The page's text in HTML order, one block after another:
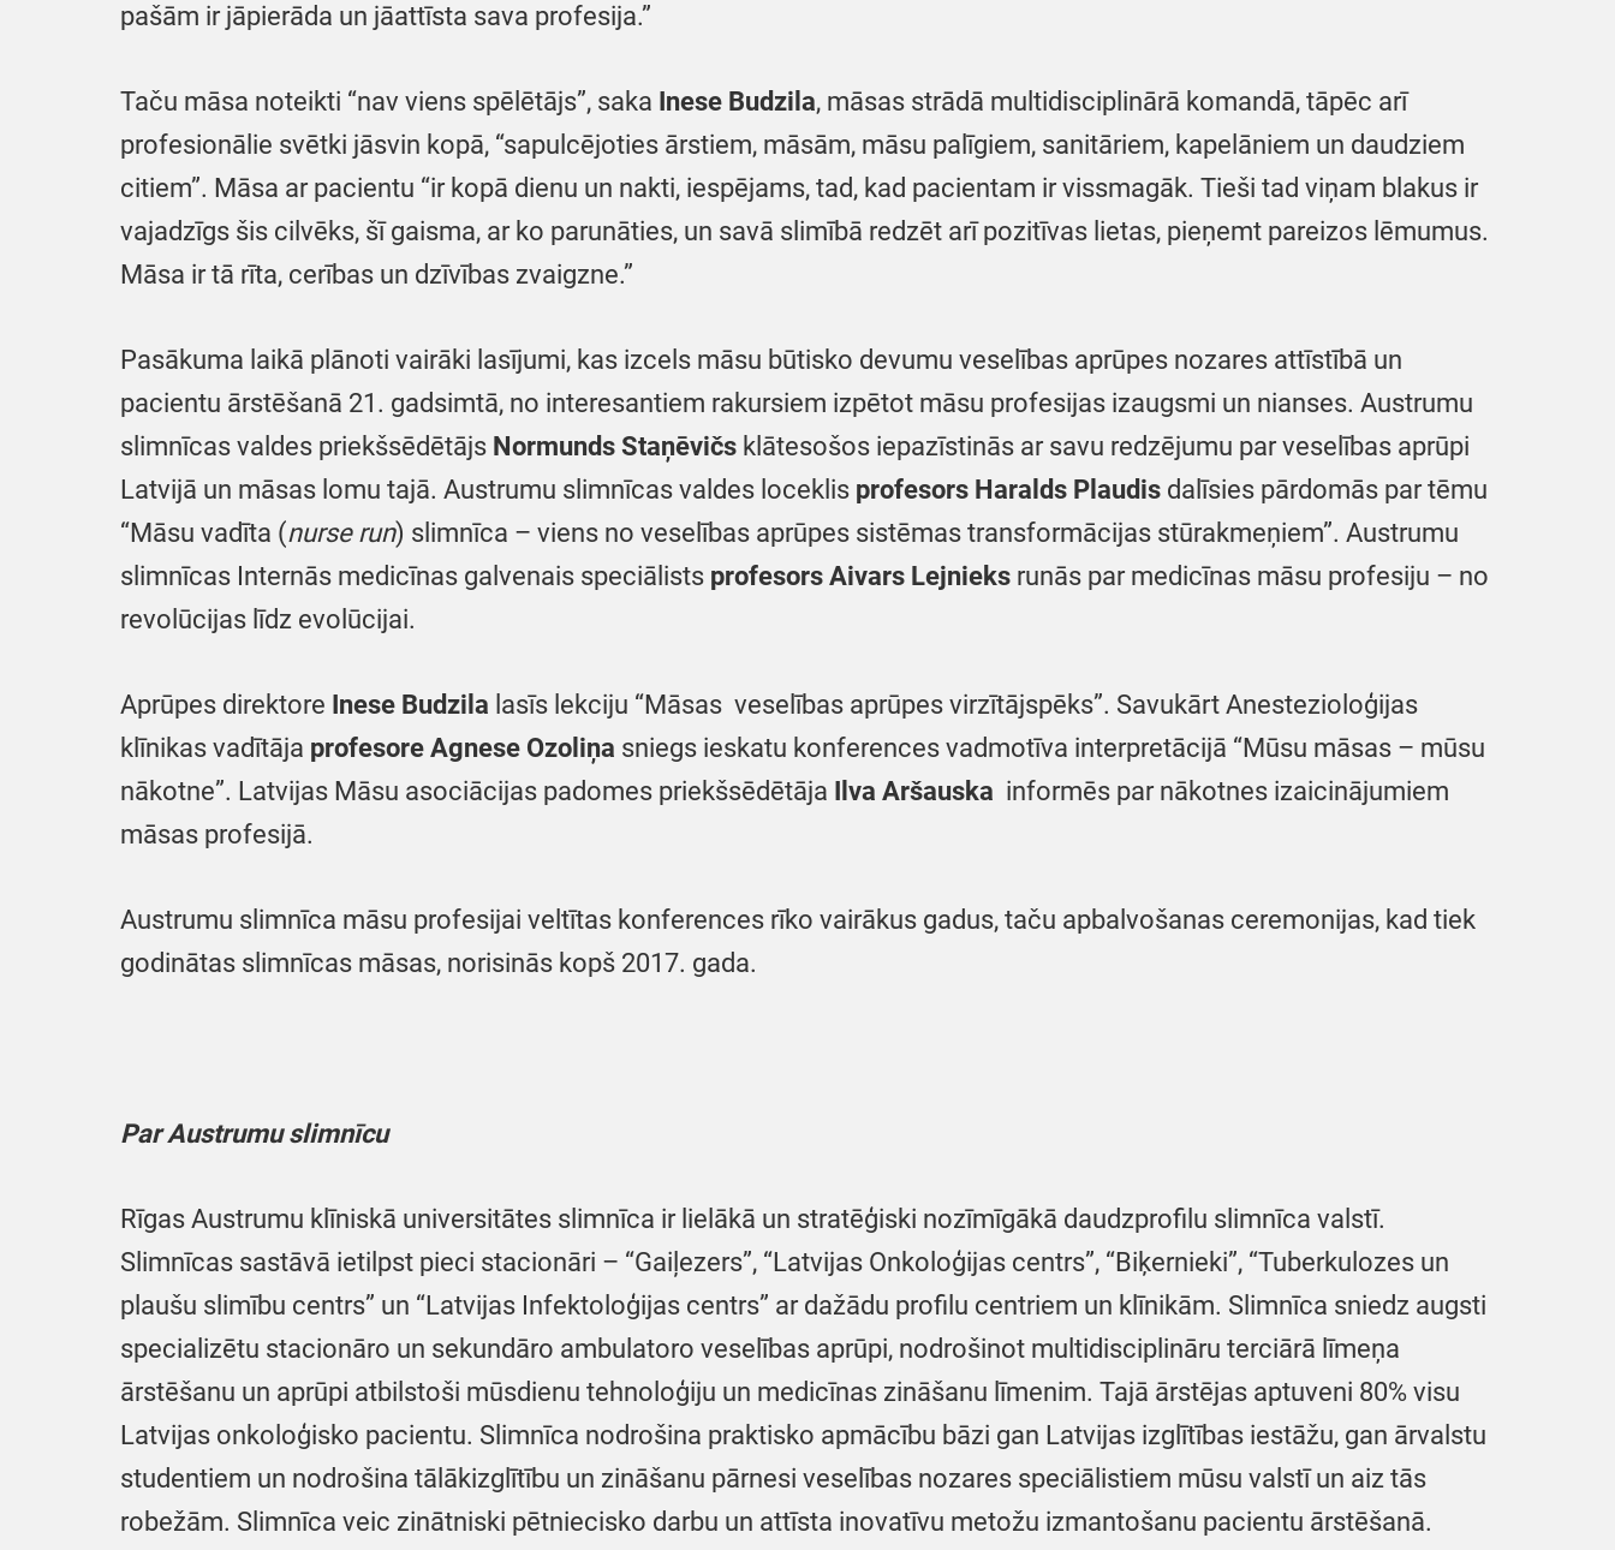
pašām ir jāpierāda un jāattīsta sava profesija.”
Taču māsa noteikti “nav viens spēlētājs”, saka Inese Budzila, māsas strādā multidisciplinārā komandā, tāpēc arī
profesionālie svētki jāsvin kopā, “sapulcējoties ārstiem, māsām, māsu palīgiem, sanitāriem, kapelāniem un daudziem
citiem”. Māsa ar pacientu “ir kopā dienu un nakti, iespējams, tad, kad pacientam ir vissmagāk. Tieši tad viņam blakus ir
vajadzīgs šis cilvēks, šī gaisma, ar ko parunāties, un savā slimībā redzēt arī pozitīvas lietas, pieņemt pareizos lēmumus.
Māsa ir tā rīta, cerības un dzīvības zvaigzne.”
Pasākuma laikā plānoti vairāki lasījumi, kas izcels māsu būtisko devumu veselības aprūpes nozares attīstībā un
pacientu ārstēšanā 21. gadsimtā, no interesantiem rakursiem izpētot māsu profesijas izaugsmi un nianses. Austrumu
slimnīcas valdes priekšsēdētājs Normunds Staņēvičs klātesošos iepazīstinās ar savu redzējumu par veselības aprūpi
Latvijā un māsas lomu tajā. Austrumu slimnīcas valdes loceklis profesors Haralds Plaudis dalīsies pārdomās par tēmu
“Māsu vadīta (nurse run) slimnīca – viens no veselības aprūpes sistēmas transformācijas stūrakmeņiem”. Austrumu
slimnīcas Internās medicīnas galvenais speciālists profesors Aivars Lejnieks runās par medicīnas māsu profesiju – no
revolūcijas līdz evolūcijai.
Aprūpes direktore Inese Budzila lasīs lekciju “Māsas veselības aprūpes virzītājspēks”. Savukārt Anestezioloģijas
klīnikas vadītāja profesore Agnese Ozoliņa sniegs ieskatu konferences vadmotīva interpretācijā “Mūsu māsas – mūsu
nākotne”. Latvijas Māsu asociācijas padomes priekšsēdētāja Ilva Aršauska informēs par nākotnes izaicinājumiem
māsas profesijā.
Austrumu slimnīca māsu profesijai veltītas konferences rīko vairākus gadus, taču apbalvošanas ceremonijas, kad tiek
godinātas slimnīcas māsas, norisinās kopš 2017. gada.
Par Austrumu slimnīcu
Rīgas Austrumu klīniskā universitātes slimnīca ir lielākā un stratēģiski nozīmīgākā daudzprofilu slimnīca valstī.
Slimnīcas sastāvā ietilpst pieci stacionāri – “Gaiļezers”, “Latvijas Onkoloģijas centrs”, “Biķernieki”, “Tuberkulozes un
plaušu slimību centrs” un “Latvijas Infektoloģijas centrs” ar dažādu profilu centriem un klīnikām. Slimnīca sniedz augsti
specializētu stacionāro un sekundāro ambulatoro veselības aprūpi, nodrošinot multidisciplināru terciārā līmeņa
ārstēšanu un aprūpi atbilstoši mūsdienu tehnoloģiju un medicīnas zināšanu līmenim. Tajā ārstējas aptuveni 80% visu
Latvijas onkoloģisko pacientu. Slimnīca nodrošina praktisko apmācību bāzi gan Latvijas izglītības iestāžu, gan ārvalstu
studentiem un nodrošina tālākizglītību un zināšanu pārnesi veselības nozares speciālistiem mūsu valstī un aiz tās
robežām. Slimnīca veic zinātniski pētniecisko darbu un attīsta inovatīvu metožu izmantošanu pacientu ārstēšanā.